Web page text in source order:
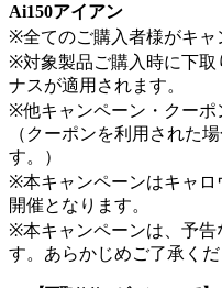
Ai150アイアン
※全てのご購入者様がキャ
※対象製品ご購入時に下取
ナスが適用されます。
※他キャンペーン・クーポ
（クーポンを利用された
す。）
※本キャンペーンはキャロ
開催となります。
※本キャンペーンは、予告
す。あらかじめご了承くだ